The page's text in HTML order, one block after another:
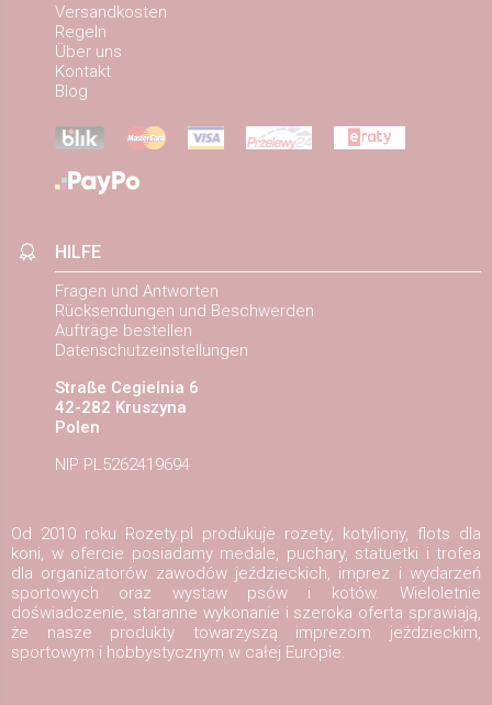
Versandkosten
Regeln
Über uns
Kontakt
Blog
HILFE
Fragen und Antworten
Rücksendungen und Beschwerden
Aufträge bestellen
Datenschutzeinstellungen
Straße Cegielnia 6
42-282 Kruszyna
Polen
NIP PL5262419694
Od 2010 roku Rozety.pl produkuje rozety, kotyliony, flots dla
koni, w ofercie posiadamy medale, puchary, statuetki i trofea
dla organizatorów zawodów jeździeckich, imprez i wydarzeń
sportowych oraz wystaw psów i kotów. Wieloletnie
doświadczenie, staranne wykonanie i szeroka oferta sprawiają,
że nasze produkty towarzyszą imprezom jeździeckim,
sportowym i hobbystycznym w całej Europie.